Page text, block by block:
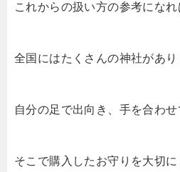
これからの扱い方の参考になれ
全国にはたくさんの神社があり
自分の足で出向き、手を合わせ
そこで購入したお守りを大切に